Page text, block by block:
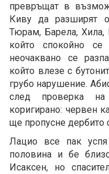
превръщат в
Киву да разширят
Тюрам, Барела, Хила,
който спокойно
неочаквано се
който влезе с
грубо нарушение.
след проверка
коригирано: червен
ще пропусне дербито
Лацио все пак
половина и бе
Исаксен, но